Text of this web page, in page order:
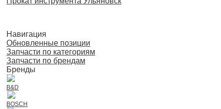
Навигация
Обновленные позиции
Запчасти по категориям
Запчасти по брендам
Бренды
B&D
BOSCH